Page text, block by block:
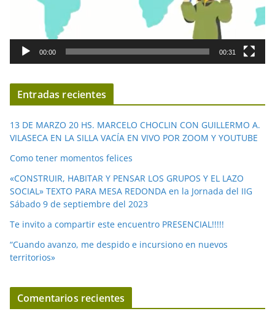
d
í
d
e
o
00:00 00:31
Entradas recientes
13 DE MARZO 20 HS. MARCELO CHOCLIN CON GUILLERMO A.
VILASECA EN LA SILLA VACÍA EN VIVO POR ZOOM Y YOUTUBE
Como tener momentos felices
«CONSTRUIR, HABITAR Y PENSAR LOS GRUPOS Y EL LAZO
SOCIAL» TEXTO PARA MESA REDONDA en la Jornada del IIG
Sábado 9 de septiembre del 2023
Te invito a compartir este encuentro PRESENCIAL!!!!!
“Cuando avanzo, me despido e incursiono en nuevos
territorios»
Comentarios recientes